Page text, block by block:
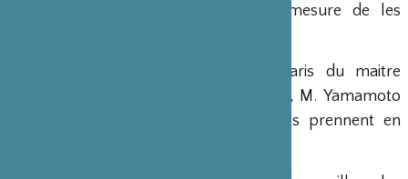
deux ou trois personnes sont en mesure de les
La Fondation aide à la venue à Paris du maitre
charpentier qui a construit le pavillon, M. Yamamoto
et deux de ses assistants pour qu’ils prennent en